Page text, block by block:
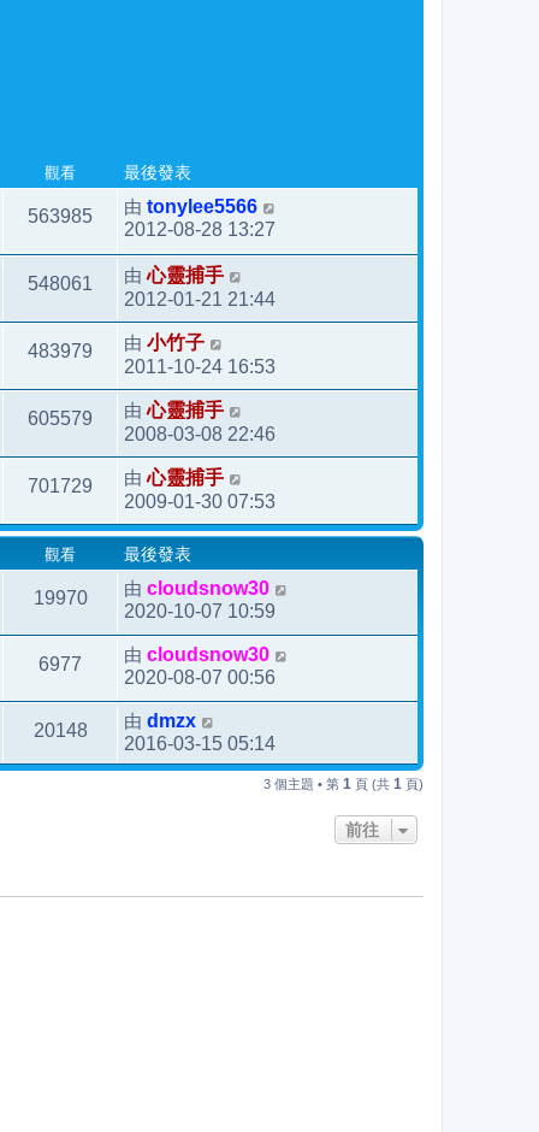
觀看 最後發表
563985 由 tonylee5566
2012-08-28 13:27
548061 由心靈捕手
2012-01-21 21:44
483979 由 小竹子
2011-10-24 16:53
605579 由心靈捕手
2008-03-08 22:46
701729 由心靈捕手
2009-01-30 07:53
觀看 最後發表
19970 由 cloudsnow30
2020-10-07 10:59
6977 由 cloudsnow30
2020-08-07 00:56
20148 由 dmzx
2016-03-15 05:14
3 個主題 • 第 1 頁 (共 1 頁)
前往